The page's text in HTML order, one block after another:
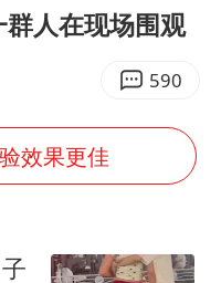
杯奶茶”又爆单了
国防部：坚决反制任何闹海挑衅图谋
风蓝色预警
台湾海峡南口北上船舶实施交通管制
人在现场围观
590
效果更佳